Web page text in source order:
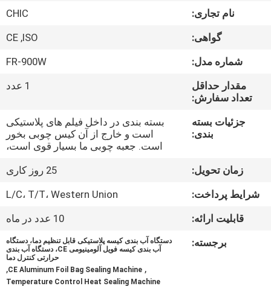
کارخانه
کنترل
تماس
نام تجاری:
CHIC
گواهی:
CE ,ISO
شماره مدل:
FR-900W
مقدار حداقل
تعداد سفارش:
1 عدد
جزئیات بسته
بندی:
بسته بندی در داخل فیلم های پلاستیکی
است و خارج از آن کیس چوبی بخور
است. جعبه چوبی ما بسیار قوی است،
زمان تحویل:
25 روز کاری
شرایط پرداخت:
L/C، T/T، Western Union
قابلیت ارائه:
10 عدد در ماه
برجسته:
دستگاه آب بندی کیسه پلاستیکی قابل تنظیم دما، دستگاه
آب بندی کیسه فویل آلومینیومی CE، دستگاه آب بندی
حرارتی کنترل دما
,
CE Aluminum Foil Bag Sealing Machine
,
Temperature Control Heat Sealing Machine